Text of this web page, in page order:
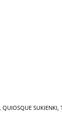
QUIOSQUE SUKIENKI